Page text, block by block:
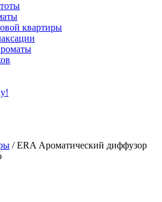
квартиры
/ERA Ароматический диффузор